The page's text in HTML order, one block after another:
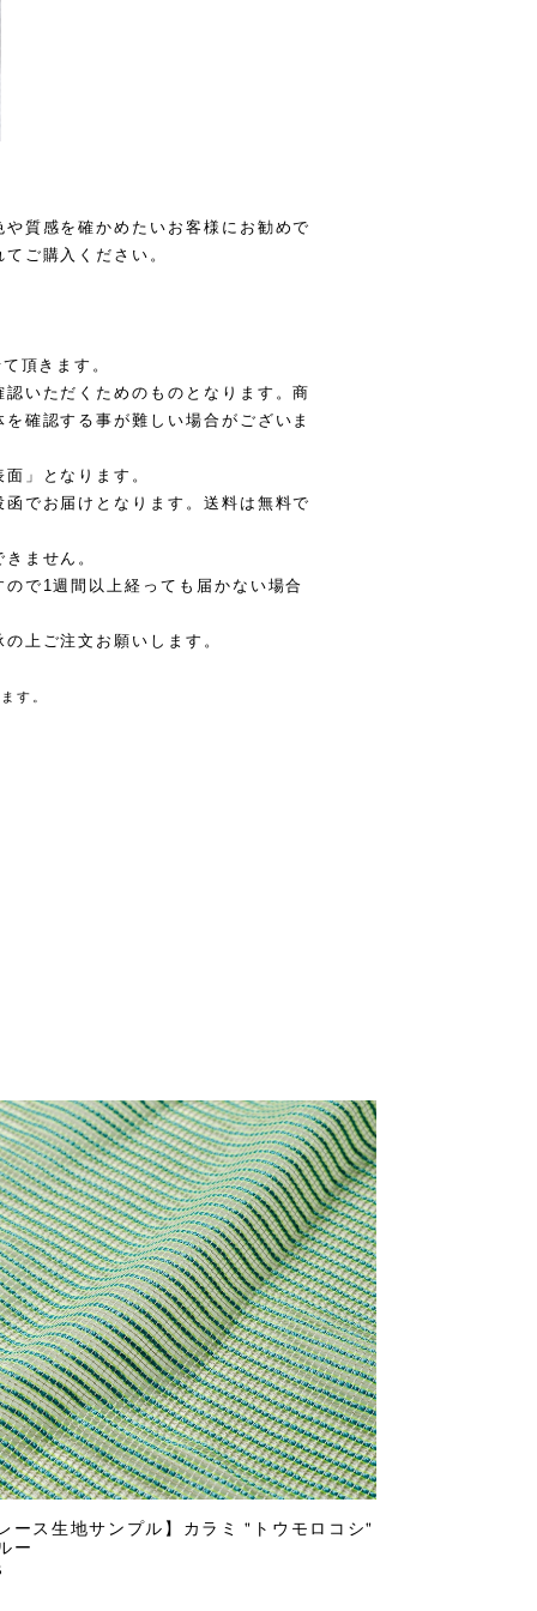
質感を確かめたいお客様にお勧めで
ご購入ください。
頂きます。
いただくためのものとなります。商
確認する事が難しい場合がございま
」となります。
でお届けとなります。送料は無料で
ません。
で1週間以上経っても届かない場合
上ご注文お願いします。
す。
ース生地サンプル】カラミ "トウモロコシ"
ー